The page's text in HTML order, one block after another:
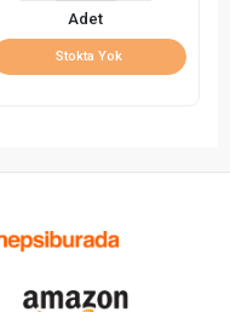
Adet
Stokta Yok